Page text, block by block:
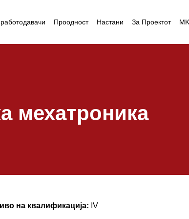
Проодност Настани За Проектот MK
мехатроника
на квалификација: IV